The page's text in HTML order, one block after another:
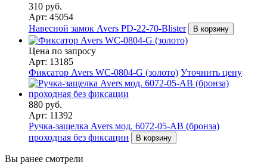
310 руб.
Арт: 45054
Навесной замок Avers PD-22-70-Blister
В корзину
Цена по запросу
Арт: 13185
Фиксатор Avers WC-0804-G (золото) Уточнить цену
880 руб.
Арт: 11392
Ручка-защелка Avers мод. 6072-05-AB (бронза)
проходная без фиксации
В корзину
Вы ранее смотрели